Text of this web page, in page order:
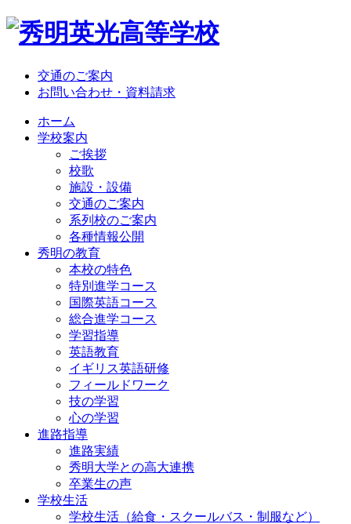
交通のご案内
お問い合わせ・資料請求
ホーム
学校案内
ご挨拶
校歌
施設・設備
交通のご案内
系列校のご案内
各種情報公開
秀明の教育
本校の特色
特別進学コース
国際英語コース
総合進学コース
学習指導
英語教育
イギリス英語研修
フィールドワーク
技の学習
心の学習
進路指導
進路実績
秀明大学との高大連携
卒業生の声
学校生活
学校生活（給食・スクールバス・制服など）